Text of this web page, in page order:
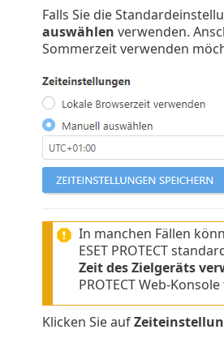
Falls Sie die
auswählen verwenden.
Sommerzeit verwenden
In manchen Fällen
ESET PROTECT
Zeit des Zielgeräts
PROTECT Web-
Klicken Sie auf